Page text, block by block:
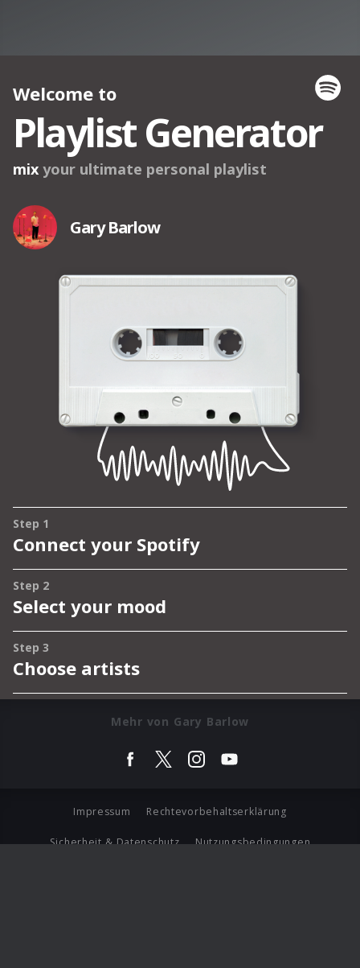
Mehr von Gary Barlow
Impressum Rechtevorbehaltserklärung
Sicherheit & Datenschutz Nutzungsbedingungen